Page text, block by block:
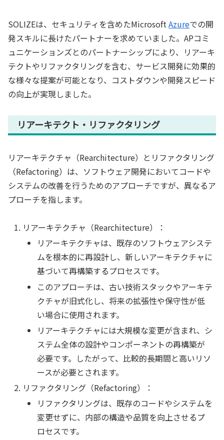
SOLIZEは、セキュリティを含めたMicrosoftAzureでの開
発スキルに長けたパートナーを求めていました。APコミ
ュニケーションズとのパートナーシップにより、リアーキ
テクトやリファクタリングを含む、サービス開発に効果的
な様々な提案が可能となり、コストダウンや開発スピード
の向上が実現しました。
リアーキテクト・リファクタリング
リアーキテクチャ（Rearchitecture）とリファクタリング
（Refactoring）は、ソフトウェア開発においてコードや
システムの改善を行うためのアプローチですが、異なるア
プローチを指します。
リアーキテクチャ（Rearchitecture）：
リアーキテクチャは、既存のソフトウェアシステ
ムを根本的に再設計し、新しいアーキテクチャに
基づいて再構築するプロセスです。
このアプローチは、古い技術スタックやアーキテ
クチャが旧式化し、将来の拡張性や保守性が低
い場合に使用されます。
リアーキテクチャには大規模な変更が含まれ、シ
ステム全体の設計やコンポーネントの再構築が
必要です。したがって、比較的長期間と高いリソ
ースが必要とされます。
リファクタリング（Refactoring）：
リファクタリングは、既存のコードやシステムを
変更せずに、内部の構造や品質を向上させるプ
ロセスです。